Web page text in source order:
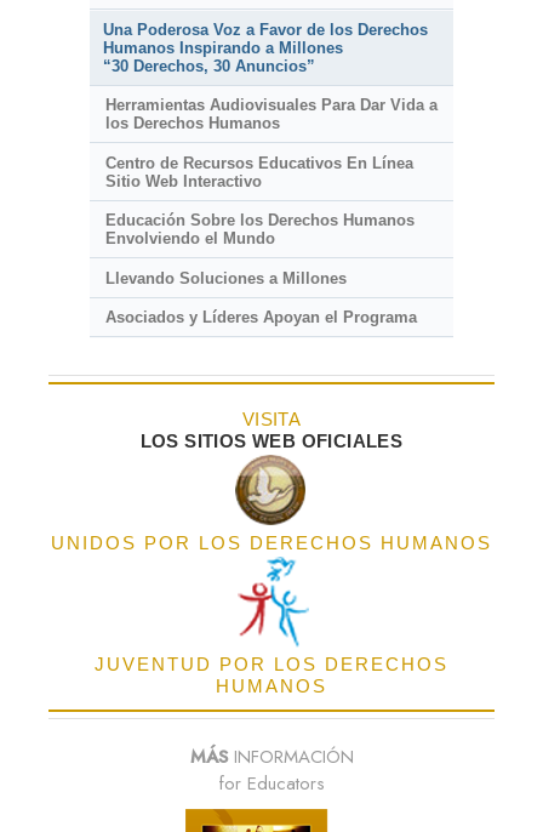
Una Poderosa Voz a Favor de los Derechos
Humanos Inspirando a Millones
“30 Derechos, 30 Anuncios”
Herramientas Audiovisuales Para Dar Vida a
los Derechos Humanos
Centro de Recursos Educativos En Línea
Sitio Web Interactivo
Educación Sobre los Derechos Humanos
Envolviendo el Mundo
Llevando Soluciones a Millones
Asociados y Líderes Apoyan el Programa
VISITA
LOS SITIOS WEB OFICIALES
UNIDOS POR LOS DERECHOS HUMANOS
JUVENTUD POR LOS DERECHOS
HUMANOS
MÁSINFORMACIÓN
for Educators